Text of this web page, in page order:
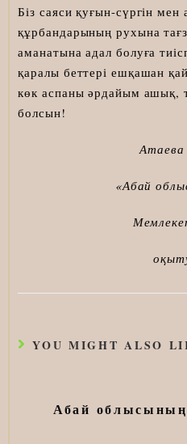
Біз саяси қуғын-сүргін
құрбандарының рухына
аманатына адал болуға
қаралы беттері ешқашан
көк аспаны әрдайым ашық,
болсын!
«Абай
YOU MIGHT ALSO
Абай